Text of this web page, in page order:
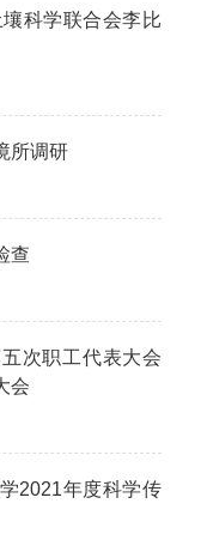
科学联合会李比
所调研
查
次职工代表大会
会
2021年度科学传